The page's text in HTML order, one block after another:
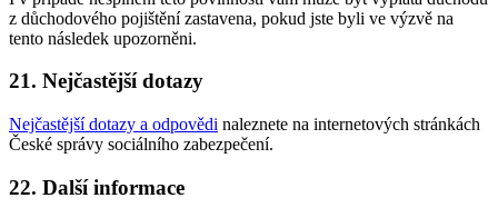
z důchodového pojištění zastavena, pokud jste byli ve výzvě na
tento následek upozorněni.
21. Nejčastější dotazy
Nejčastější dotazy a odpovědi naleznete na internetových stránkách
České správy sociálního zabezpečení.
22. Další informace